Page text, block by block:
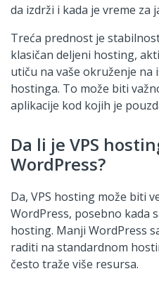
da izdrži i kada je vreme za
Treća prednost je
klasičan deljeni hosting,
utiču na vaše okruženje na
hostinga. To može biti
aplikacije kod kojih je
Da li je VPS
WordPress?
Da, VPS hosting može biti
WordPress, posebno kada
hosting. Manji WordPress
raditi na standardnom
često traže više resursa.